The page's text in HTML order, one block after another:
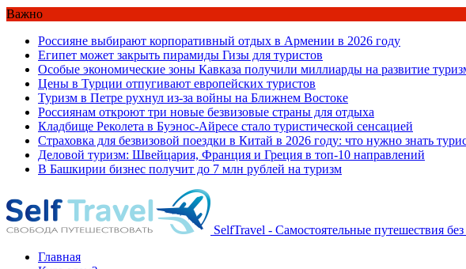
Важно
Россияне выбирают корпоративный отдых в Армении в 2026 году
Египет может закрыть пирамиды Гизы для туристов
Особые экономические зоны Кавказа получили миллиарды на развитие
Цены в Турции отпугивают европейских туристов
Туризм в Петре рухнул из-за войны на Ближнем Востоке
Россиянам откроют три новые безвизовые страны для отдыха
Кладбище Реколета в Буэнос-Айресе стало туристической сенсацией
Страховка для безвизовой поездки в Китай в 2026 году: что нужно знать
Деловой туризм: Швейцария, Франция и Греция в топ-10 направлений
В Башкирии бизнес получит до 7 млн рублей на туризм
SelfTravel - Самостоятельные путешествия
Главная